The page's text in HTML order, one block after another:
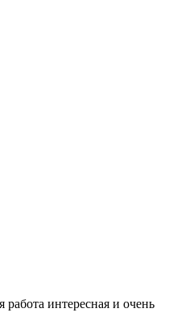
интересная и очень